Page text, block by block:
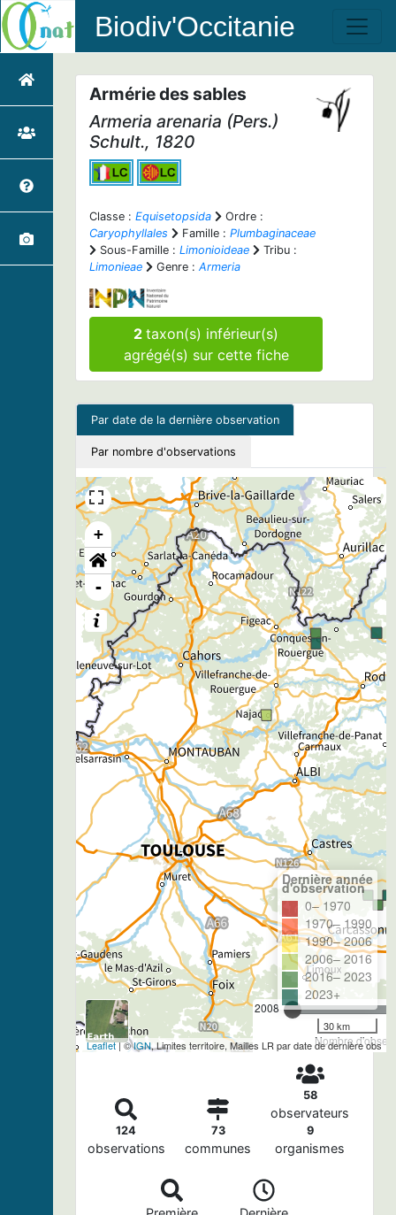
Biodiv'Occitanie
Armérie des sables
Armeria arenaria (Pers.)
Schult., 1820
Classe : Equisetopsida
Ordre :
Caryophyllales
Famille : Plumbaginaceae
Sous-Famille : Limonioideae
Tribu :
Limonieae
Genre : Armeria
2taxon(s) inférieur(s)
agrégé(s) sur cette fiche
Par date de la dernière observation
Par nombre d'observations
+
-
2008
Nombre
Dernière année
d'observation
0– 1970
1970– 1990
1990– 2006
2006– 2016
2016– 2023
2023+
30 km
Leaflet| ©IGN, Limites territoire, Mailles LR par date de dernière obs
124
observations
73
communes
58
observateurs
9
organismes